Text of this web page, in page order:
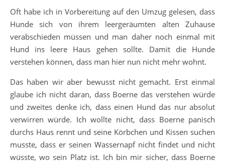
Oft habe ich in Vorbereitung auf den Umzug gelesen, dass
Hunde sich von ihrem leergeräumten alten Zuhause
verabschieden müssen und man daher noch einmal mit
Hund ins leere Haus gehen sollte. Damit die Hunde
verstehen können, dass man hier nun nicht mehr wohnt.
Das haben wir aber bewusst nicht gemacht. Erst einmal
glaube ich nicht daran, dass Boerne das verstehen würde
und zweites denke ich, dass einen Hund das nur absolut
verwirren würde. Ich wollte nicht, dass Boerne panisch
durchs Haus rennt und seine Körbchen und Kissen suchen
musste, dass er seinen Wassernapf nicht findet und nicht
wüsste, wo sein Platz ist. Ich bin mir sicher, dass Boerne